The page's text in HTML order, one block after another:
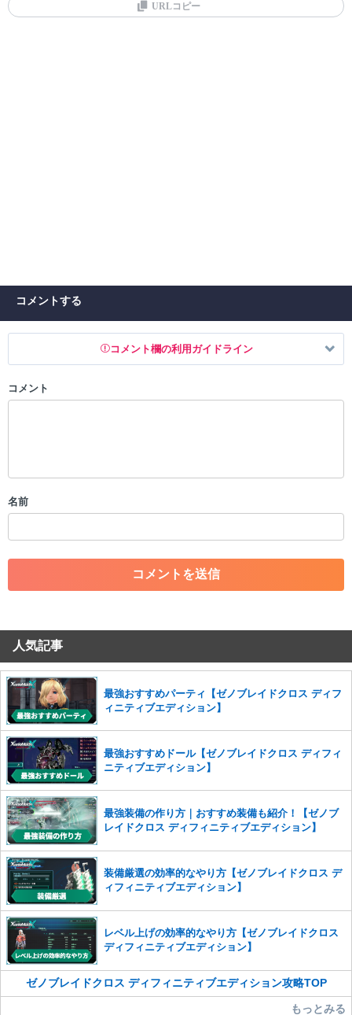
URLコピー
コメントする
コメント欄の利用ガイドライン
以下の書き込みを禁止とし、場合によってはコメント削除や書き込み制
・一度削除された投稿を再び投稿すること
・アカウントの売買など金銭が絡む内容の投稿
・各ゲームのネタバレを含む内容の投稿
・その他、管理者が不適切と判断した投稿
コメントの削除を申請する
せていただきます。ご了承ください。
※一度削除したコメントは復元ができませんのでご注意くだ
さい。
また、過度な利用規約の違反や、弊社に損害の及ぶ内容の書き込みがあ
った場合は、法的措置をとらせていただく場合もございますので、あら
かじめご理解くださいませ。
コメント
名前
人気記事
最強おすすめパーティ【ゼノブレイドクロス ディフ
ィニティブエディション】
最強おすすめドール【ゼノブレイドクロス ディフィ
ニティブエディション】
最強装備の作り方｜おすすめ装備も紹介！【ゼノブ
レイドクロス ディフィニティブエディション】
装備厳選の効率的なやり方【ゼノブレイドクロス デ
ィフィニティブエディション】
レベル上げの効率的なやり方【ゼノブレイドクロス
ディフィニティブエディション】
ゼノブレイドクロス ディフィニティブエディション攻略TOP
もっとみる